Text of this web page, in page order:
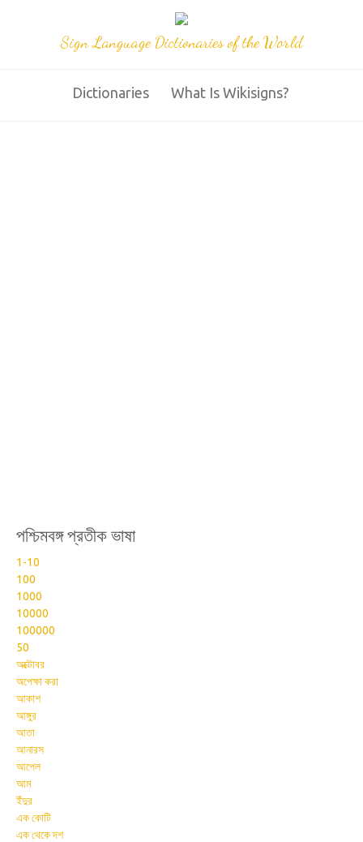
Sign Language Dictionaries of the World
Dictionaries What Is Wikisigns?
পশ্চিমবঙ্গ প্রতীক ভাষা
1-10
100
1000
10000
100000
50
অক্টোবর
অপেক্ষা করা
আকাশ
আঙ্গুর
আতা
আনারস
আপেল
আম
ইঁদুর
এক কোটি
এক থেকে দশ